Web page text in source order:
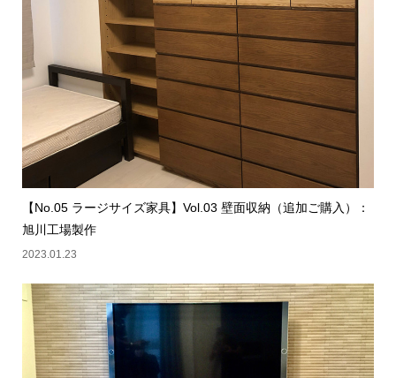
【No.05 ラージサイズ家具】Vol.03 壁面収納（追加ご購入）：
旭川工場製作
2023.01.23